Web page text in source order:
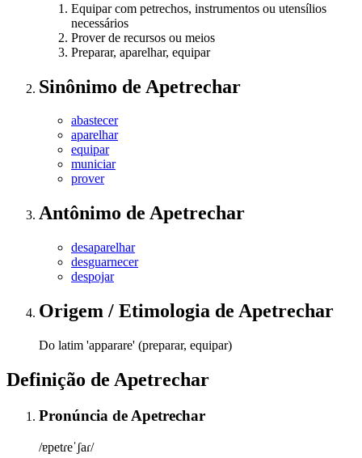
Equipar com petrechos, instrumentos ou utensílios
necessários
Prover de recursos ou meios
Preparar, aparelhar, equipar
Sinônimo de Apetrechar
abastecer
aparelhar
equipar
municiar
prover
Antônimo de Apetrechar
desaparelhar
desguarnecer
despojar
Origem / Etimologia de Apetrechar
Do latim 'apparare' (preparar, equipar)
Definição de Apetrechar
Pronúncia de Apetrechar
/ɐpetɾeˈʃaɾ/